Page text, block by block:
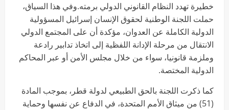
خطيرة تهدد النظام القانوني الدولي برمته.وفي هذا السياق،
حملت اللجنة الوطنية لحقوق الإنسان إسرائيل المسؤولية
الدولية الكاملة عن العدوان، مؤكدة أن على المجتمع الدولي
الانتقال من مرحلة الإدانة اللفظية إلى اتخاذ تدابير رادعة
وملزمة قانونيا، سواء من خلال مجلس الأمن أو عبر المحاكم
الدولية المختصة.
كما ذكرت اللجنة بالحق الطبيعي لدولة قطر، بموجب المادة
(51) من ميثاق الأمم المتحدة، في الدفاع عن نفسها وحماية